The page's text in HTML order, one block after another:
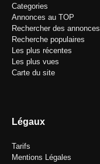
Categories
Annonces au TOP
Rechercher des annonces
Recherche populaires
Les plus récentes
Les plus vues
Carte du site
Légaux
Tarifs
Mentions Légales